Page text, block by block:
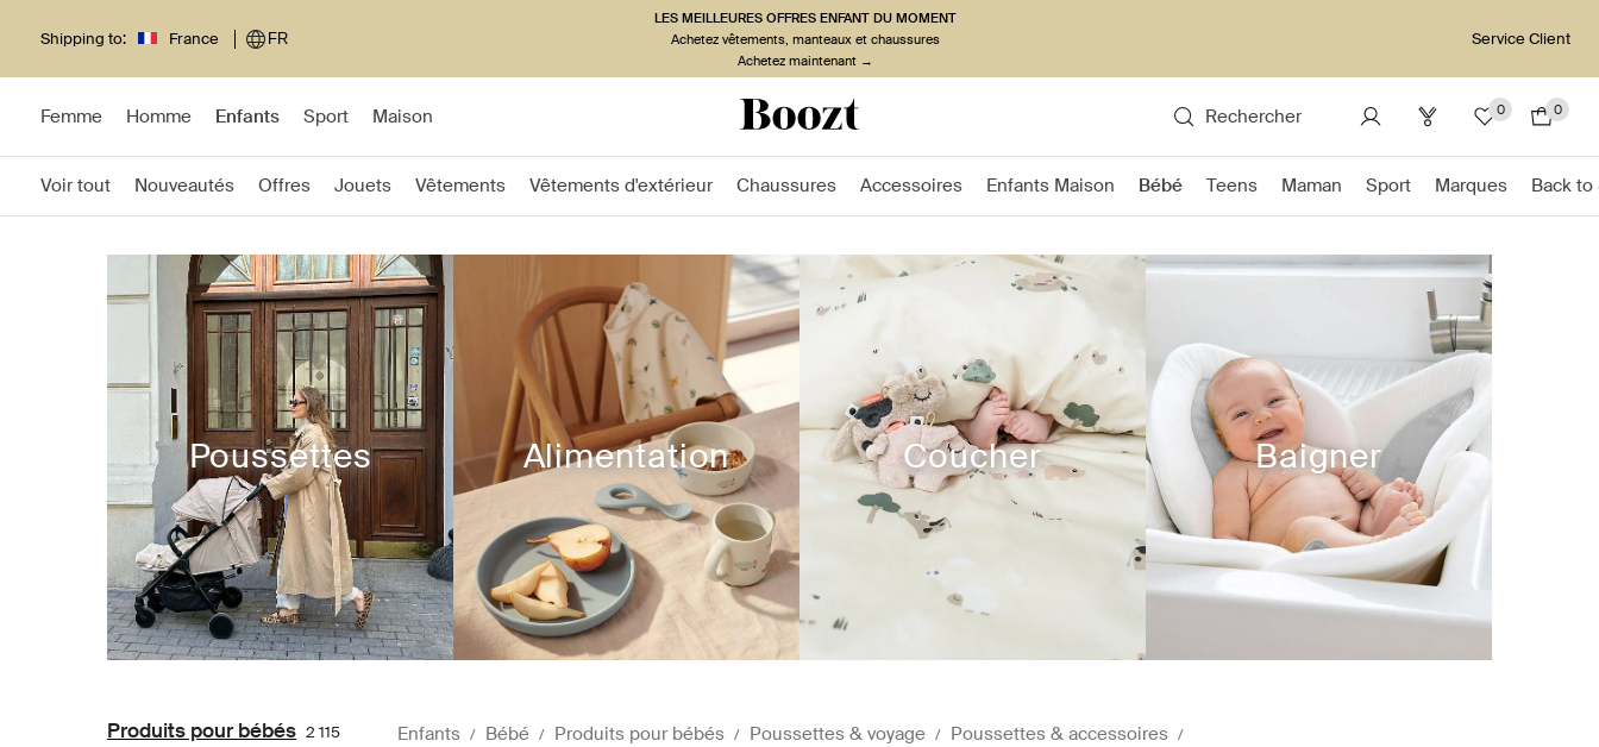
Shipping to: France FR
LES MEILLEURES OFFRES ENFANT DU MOMENT
Achetez vêtements, manteaux et chaussures
Achetez maintenant →
Service Client
Femme Homme Enfants Sport Maison Rechercher 0 0
Voir tout Nouveautés Offres Jouets Vêtements Vêtements d'extérieur Chaussures Accessoires Enfants Maison Bébé Teens Maman Sport Marques Back
Poussettes Alimentation Coucher Baigner
Produits pour bébés 2 115 Enfants Bébé Produits pour bébés Poussettes & voyage Poussettes & accessoires